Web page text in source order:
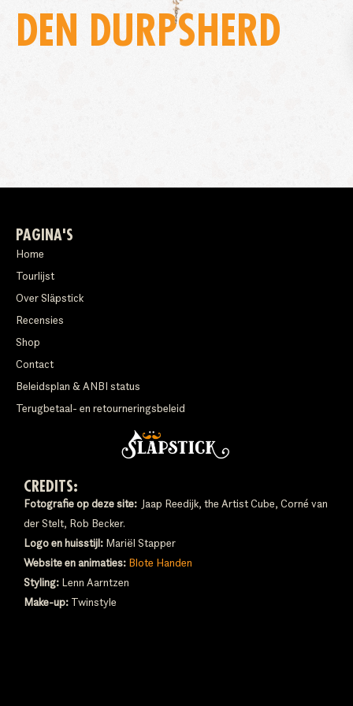
DEN DURPSHERD
PAGINA'S
Home
Tourlijst
Over Släpstick
Recensies
Shop
Contact
Beleidsplan & ANBI status
Terugbetaal- en retourneringsbeleid
CREDITS:
Fotografie op deze site: Jaap Reedijk, the Artist Cube, Corné van
der Stelt, Rob Becker.
Logo en huisstijl: Mariël Stapper
Website en animaties: Blote Handen
Styling: Lenn Aarntzen
Make-up: Twinstyle